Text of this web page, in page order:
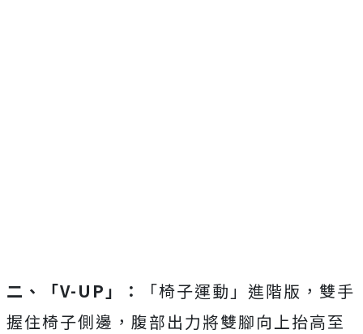
二、「V-UP」：
「椅子運動」進階版，雙手
握住椅子側邊，腹部出力將雙腳向上抬高至